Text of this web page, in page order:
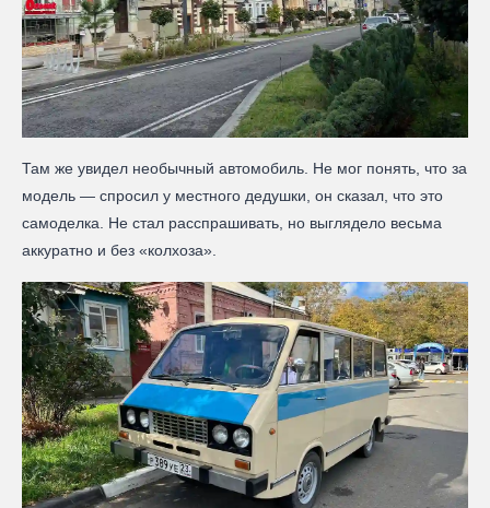
Там же увидел необычный автомобиль. Не мог понять, что за
модель — спросил у местного дедушки, он сказал, что это
самоделка. Не стал расспрашивать, но выглядело весьма
аккуратно и без «колхоза».